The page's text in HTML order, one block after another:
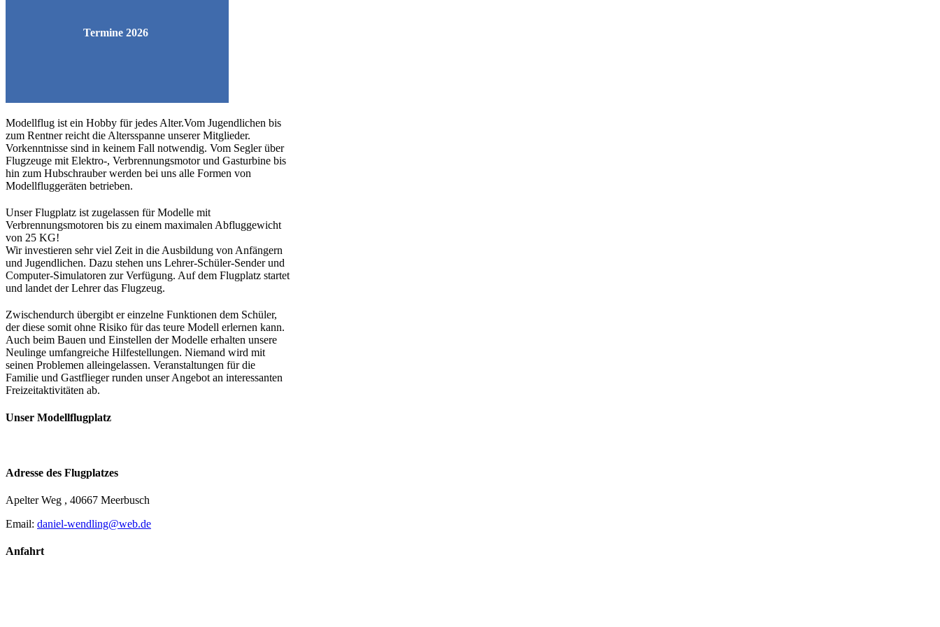
Termine 2026
Modellflug ist ein Hobby für jedes Alter.Vom Jugendlichen bis
zum Rentner reicht die Altersspanne unserer Mitglieder.
Vorkenntnisse sind in keinem Fall notwendig. Vom Segler über
Flugzeuge mit Elektro-, Verbrennungsmotor und Gasturbine bis
hin zum Hubschrauber werden bei uns alle Formen von
Modellfluggeräten betrieben.
Unser Flugplatz ist zugelassen für Modelle mit
Verbrennungsmotoren bis zu einem maximalen Abfluggewicht
von 25 KG!
Wir investieren sehr viel Zeit in die Ausbildung von Anfängern
und Jugendlichen. Dazu stehen uns Lehrer-Schüler-Sender und
Computer-Simulatoren zur Verfügung. Auf dem Flugplatz startet
und landet der Lehrer das Flugzeug.
Zwischendurch übergibt er einzelne Funktionen dem Schüler,
der diese somit ohne Risiko für das teure Modell erlernen kann.
Auch beim Bauen und Einstellen der Modelle erhalten unsere
Neulinge umfangreiche Hilfestellungen. Niemand wird mit
seinen Problemen alleingelassen. Veranstaltungen für die
Familie und Gastflieger runden unser Angebot an interessanten
Freizeitaktivitäten ab.
Unser Modellflugplatz
Adresse des Flugplatzes
Apelter Weg , 40667 Meerbusch
Email: daniel-wendling@web.de
Anfahrt